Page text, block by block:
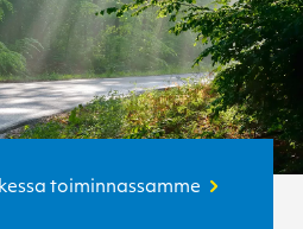
toiminnassamme